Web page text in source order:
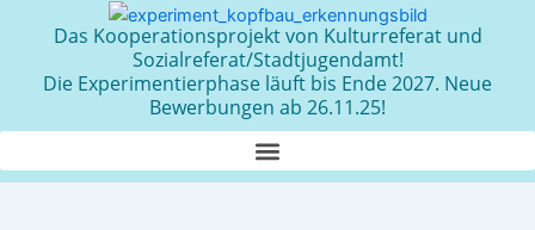
Das Kooperationsprojekt von Kulturreferat und
Sozialreferat/Stadtjugendamt!
Die Experimentierphase läuft bis Ende 2027. Neue
Bewerbungen ab 26.11.25!